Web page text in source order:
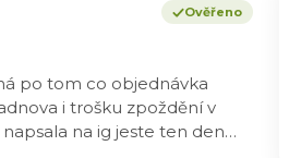
Ověřeno
po tom co objednávka
i trošku zpoždění v
na ig jeste ten den